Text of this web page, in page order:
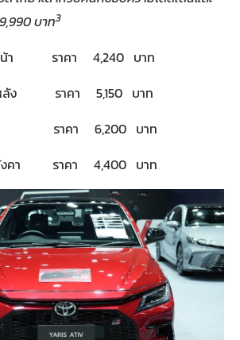
บาท3
น้า ราคา 4,240 บาท
ลัง ราคา 5,150 บาท
ง ราคา 6,200 บาท
งคา ราคา 4,400 บาท